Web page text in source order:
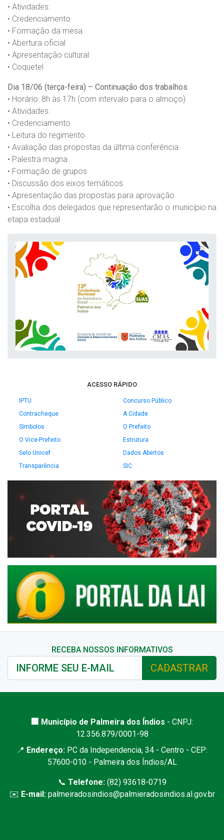
• Atividades:
• Credenciamento
• Formação da mesa
• Abertura oficial
• Apresentação cultural
• Coquetel
Dia 18/06 (terça-feira) – Continuação dos trabalhos
• Horário: 8h às 17h (com intervalo para o almoço)
• Atividades:
• Credenciamento
• Leitura do regimento
• Avaliação das propostas da última conferência
• Palestra magna
• Formação de grupos
• Discussão dos eixos temáticos
• Apresentação das propostas para aprovação
• Escolha dos delegados que representarão o município na
etapa estadual
ACESSO RÁPIDO
IPTU
Concurso Público
Contracheque
A Cidade
Símbolos
O Prefeito
O Vice-Prefeito
Estrutura
Selo Unicef
Dados Abertos
Transparência
SIC
RECEBA NOSSOS INFORMATIVOS
CADASTRAR
🏢 Município de Palmeira dos Índios - CNPJ:
12.356.879/0001-98
📍 Endereço: PC da Independencia, 34 - Centro - CEP:
57600-010 - Palmeira dos Índios/AL
📞 Telefone:(82) 93618-0719
✉️ E-mail: palmeiradosindios@palmieradosindios.al.gov.br